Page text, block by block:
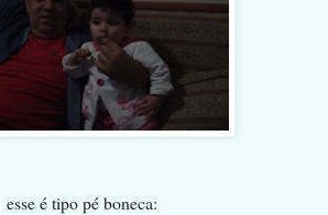
esse é tipo pé boneca: